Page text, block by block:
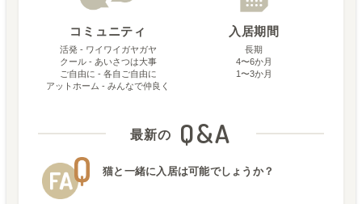
コミュニティ
活発 - ワイワイガヤガヤ
クール - あいさつは大事
ご自由に - 各自ご自由に
アットホーム - みんなで仲良く
入居期間
長期
4〜6か月
1〜3か月
最新の Q&A
猫と一緒に入居は可能でしょうか？